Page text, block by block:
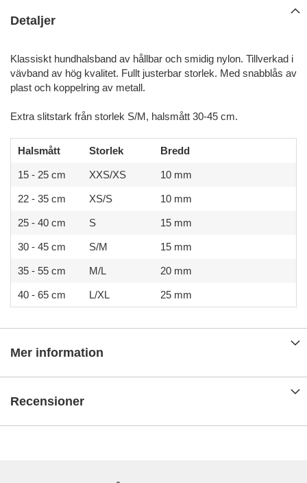
Detaljer
Klassiskt hundhalsband av hållbar och smidig nylon. Tillverkad i
vävband av hög kvalitet. Fullt justerbar storlek. Med snabblås av
plast och koppelring av metall.
Extra slitstark från storlek S/M, halsmått 30-45 cm.
Halsmått Storlek Bredd
15 - 25 cm XXS/XS 10 mm
22 - 35 cm XS/S 10 mm
25 - 40 cm S 15 mm
30 - 45 cm S/M 15 mm
35 - 55 cm M/L 20 mm
40 - 65 cm L/XL 25 mm
Mer information
Recensioner